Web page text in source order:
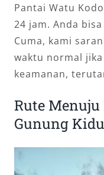
Pantai Watu
24 jam. Anda
Cuma, kami
waktu normal
keamanan,
Rute
Gunung